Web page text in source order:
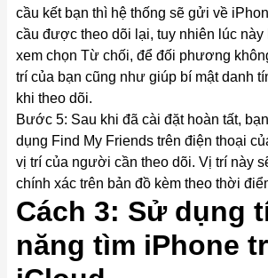
cầu kết bạn thì hệ thống sẽ gửi về
cầu được theo dõi lại, tuy nhiên lúc này
xem chọn Từ chối, để đối phương
trí của bạn cũng như giúp bí mật danh
khi theo dõi.
Bước 5: Sau khi đã cài đặt hoàn tất,
dụng Find My Friends trên điện thoại
vị trí của người cần theo dõi. Vị trí này
chính xác trên bản đồ kèm theo thời
Cách 3: Sử dụng
năng tìm iPhone